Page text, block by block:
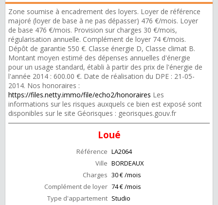
Zone soumise à encadrement des loyers. Loyer de référence
majoré (loyer de base à ne pas dépasser) 476 €/mois. Loyer
de base 476 €/mois. Provision sur charges 30 €/mois,
régularisation annuelle. Complément de loyer 74 €/mois.
Dépôt de garantie 550 €. Classe énergie D, Classe climat B.
Montant moyen estimé des dépenses annuelles d'énergie
pour un usage standard, établi à partir des prix de l'énergie de
l'année 2014 : 600.00 €. Date de réalisation du DPE : 21-05-
2014. Nos honoraires :
https://files.netty.immo/file/echo2/honoraires Les
informations sur les risques auxquels ce bien est exposé sont
disponibles sur le site Géorisques : georisques.gouv.fr
Loué
Référence LA2064
Ville BORDEAUX
Charges 30 € /mois
Complément de loyer 74 € /mois
Type d'appartement Studio